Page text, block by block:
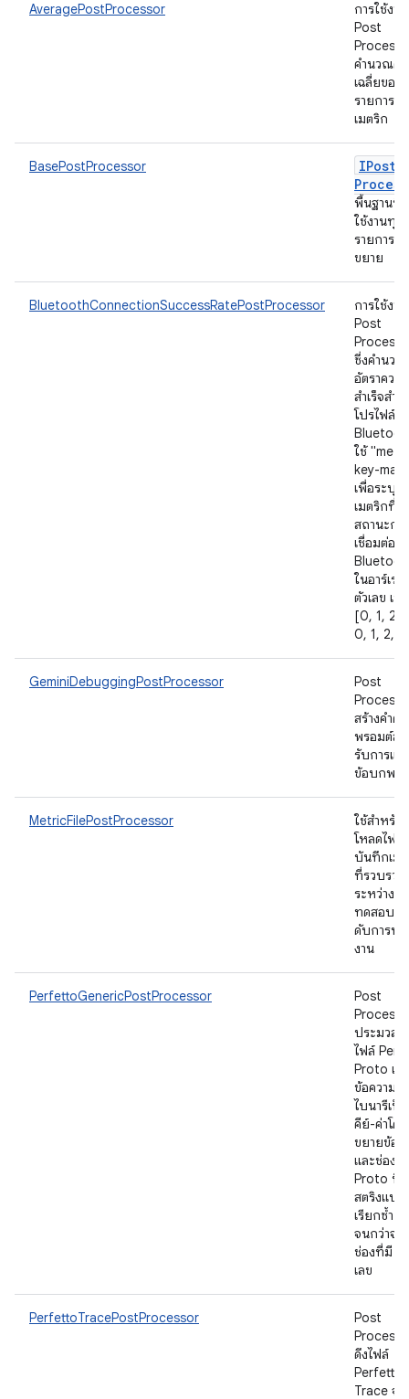
AveragePostProcessor
การใช้งาน
Post
คำนวณค่า
เฉลี่ยของ
รายการ
เมตริก
BasePostProcessor
IPost
พื้นฐานที่
ใช้งานทุก
รายการค
ขยาย
BluetoothConnectionSuccessRatePostProcessor
การใช้งาน
Post
ซึ่งคำนวณ
อัตราความ
สำเร็จสำ
โปรไฟล์
ใช้
key-
เพื่อระบุ
เมตริกที่มี
สถานะการ
เชื่อมต่อ
ในอาร์เรย์
ตัวเลข เช่น
[0, 1, 2,
0, 1, 2,
GeminiDebuggingPostProcessor
Post
สร้างคําค้
พรอมต์สํ
รับการแก้
ข้อบกพร่
MetricFilePostProcessor
ใช้สําหรับ
โหลดไฟล์
บันทึกเม
ที่รวบรวม
ระหว่างก
ทดสอบแล
ดับการทํา
งาน
PerfettoGenericPostProcessor
Post
ประมวลผ
ไฟล์
Proto เม
ข้อความ/
ไบนารีเป็
คีย์-ค่าโดย
ขยายข้อค
และช่อง
Proto ที่
สตริงแบบ
เรียกซ้ำ
จนกว่าจ
ช่องที่มี ค่
เลข
PerfettoTracePostProcessor
Post
ดึงไฟล์
Perfetto
Trace จา